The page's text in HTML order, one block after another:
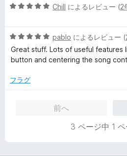
の
5
中
5
の
価
Chill によるレビュー (2
5
段
階
5
pablo によるレビュー (
Great stuff. Lots of useful features
button and centering the song
フラグ
前へ
3 ページ中 1 ペ